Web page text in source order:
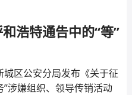
浩特通告中的“等”
区公安分局发布《关于征
涉嫌组织、领导传销活动